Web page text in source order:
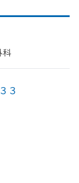
科
３